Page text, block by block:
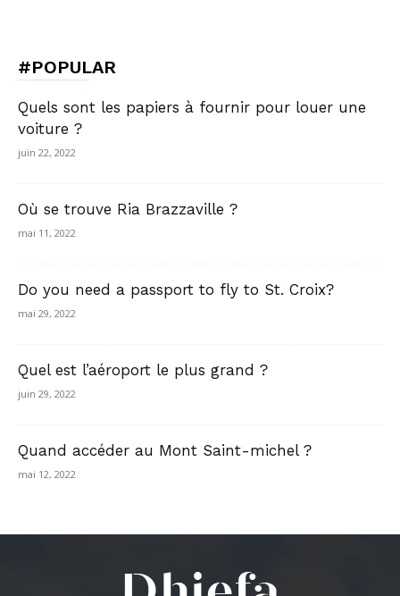
#POPULAR
Quels sont les papiers à fournir pour louer une
voiture ?
juin 22, 2022
Où se trouve Ria Brazzaville ?
mai 11, 2022
Do you need a passport to fly to St. Croix?
mai 29, 2022
Quel est l’aéroport le plus grand ?
juin 29, 2022
Quand accéder au Mont Saint-michel ?
mai 12, 2022